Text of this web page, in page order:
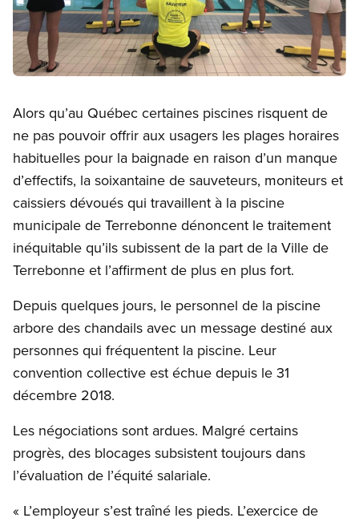
Alors qu’au Québec certaines piscines risquent de
ne pas pouvoir offrir aux usagers les plages horaires
habituelles pour la baignade en raison d’un manque
d’effectifs, la soixantaine de sauveteurs, moniteurs et
caissiers dévoués qui travaillent à la piscine
municipale de Terrebonne dénoncent le traitement
inéquitable qu’ils subissent de la part de la Ville de
Terrebonne et l’affirment de plus en plus fort.
Depuis quelques jours, le personnel de la piscine
arbore des chandails avec un message destiné aux
personnes qui fréquentent la piscine. Leur
convention collective est échue depuis le 31
décembre 2018.
Les négociations sont ardues. Malgré certains
progrès, des blocages subsistent toujours dans
l’évaluation de l’équité salariale.
« L’employeur s’est traîné les pieds. L’exercice de